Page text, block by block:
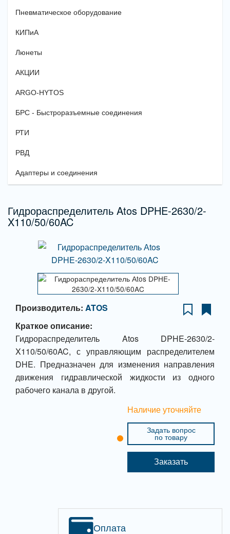
Пневматическое оборудование
КИПиА
Люнеты
АКЦИИ
ARGO-HYTOS
БРС - Быстроразъемные соединения
РТИ
РВД
Адаптеры и соединения
Гидрораспределитель Atos DPHE-2630/2-
X110/50/60AC
Производитель: ATOS
Краткое описание:
Гидрораспределитель Atos DPHE-2630/2-
X110/50/60AC, с управляющим распределителем
DHE. Предназначен для изменения направления
движения гидравлической жидкости из одного
рабочего канала в другой.
Наличие уточняйте
Задать вопрос
по товару
Заказать
Оплата